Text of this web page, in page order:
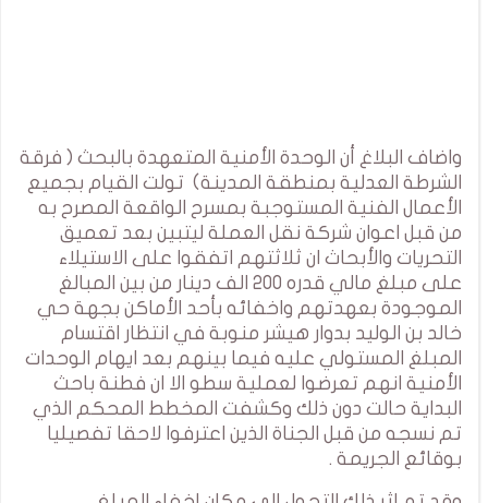
واضاف البلاغ أن الوحدة الأمنية المتعهدة بالبحث ( فرقة
الشرطة العدلية بمنطقة المدينة) تولت القيام بجميع
الأعمال الفنية المستوجبة بمسرح الواقعة المصرح به
من قبل اعوان شركة نقل العملة ليتبين بعد تعميق
التحريات والأبحاث ان ثلاثتهم اتفقوا على الاستيلاء
على مبلغ مالي قدره 200 الف دينار من بين المبالغ
الموجودة بعهدتهم واخفائه بأحد الأماكن بجهة حي
خالد بن الوليد بدوار هيشر منوبة في انتظار اقتسام
المبلغ المستولي عليه فيما بينهم بعد ايهام الوحدات
الأمنية انهم تعرضوا لعملية سطو الا ان فطنة باحث
البداية حالت دون ذلك وكشفت المخطط المحكم الذي
تم نسجه من قبل الجناة الذين اعترفوا لاحقا تفصيليا
بوقائع الجريمة .